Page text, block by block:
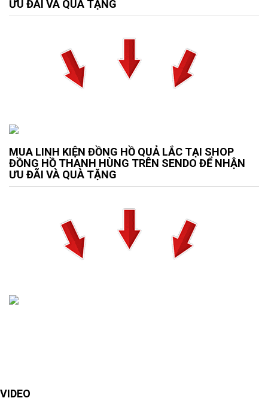
ƯU ĐÃI VÀ QUÀ TẶNG
MUA LINH KIỆN ĐỒNG HỒ QUẢ LẮC TẠI SHOP
ĐỒNG HỒ THANH HÙNG TRÊN SENDO ĐỂ NHẬN
ƯU ĐÃI VÀ QUÀ TẶNG
VIDEO